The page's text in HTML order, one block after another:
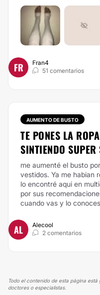
FR
Fran4
51 comentarios
AUMENTO DE BUSTO
TE PONES LA
SINTIENDO SUPER
me aumenté el busto
vestidos. Ya me habian
lo encontré aqui en
por sus
cuando vas y lo
AL
Alecool
2 comentarios
Todo el contenido de esta página
doctores o especialistas.